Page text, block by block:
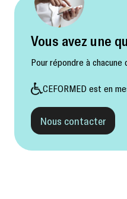
Vous avez une
Pour répondre à
CEFORMED est en
Nous contacter